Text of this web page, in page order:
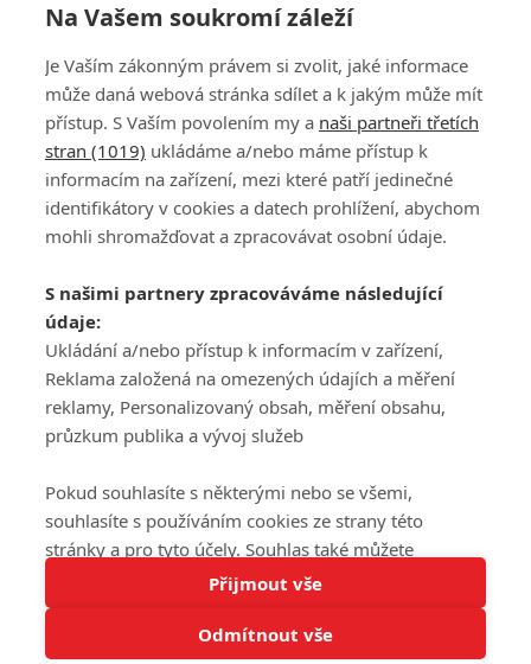
Tato stránka používá soubory cookies.
Rozumím
PŘIHLÁSIT
REGISTROVAT
DISKUZE
Šéfredaktorkou webu jePetr Slavík, e-mailserialy@fandimefilmu.cz
Máte-li zájem o inzerci na našem webu napište nám na e-mail
studio@koncal.com
Ochrana osobních údajů|Zásady používání cookies |Pravidla webu
Upravit nastavení soukromí
© 2016 – 2026 FandimeSerialum.cz / All rights reserved /
Na Vašem soukromí záleží
Je Vaším zákonným právem si zvolit, jaké informace
může daná webová stránka sdílet a k jakým může mít
přístup. S Vaším povolením my a naši partneři třetích
stran (1019) ukládáme a/nebo máme přístup k
informacím na zařízení, mezi které patří jedinečné
identifikátory v cookies a datech prohlížení, abychom
mohli shromažďovat a zpracovávat osobní údaje.
S našimi partnery zpracováváme následující
údaje:
Ukládání a/nebo přístup k informacím v zařízení,
Reklama založená na omezených údajích a měření
reklamy, Personalizovaný obsah, měření obsahu,
průzkum publika a vývoj služeb
Pokud souhlasíte s některými nebo se všemi,
souhlasíte s používáním cookies ze strany této
stránky a pro tyto účely. Souhlas také můžete
odmítnout, ale v takovém případě vám na stránce
nebudou k dispozici některé personalizované funkce.
Vaše volby souhlasu se budou vztahovat pouze na
Přijmout vše
Odmítnout vše